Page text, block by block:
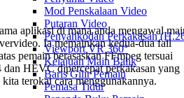
Mod Penskalaan Video
Putaran Video
Penyahkodan Perkakasan
Viewport VR 360°
Kelajuan Main Balik
Baris Gilir Pemain
Pemasa Tidur
aplikasi di mana anda mengawal
Ia memainkan kedua-dua fail
pemain berasaskan FFmpeg tersuai
HEVC dipercepat perkakasan yang
terokai cara menggunakannya.